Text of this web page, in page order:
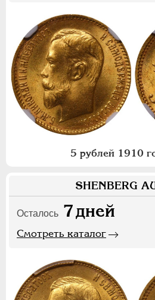
5 рублей 1910
SHENBERG
Осталось 7дней
Смотреть каталог